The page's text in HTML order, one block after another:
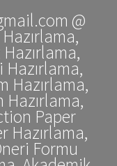
@
Hazırlama,
Hazırlama,
Hazırlama,
Paper
Hazırlama,
Formu